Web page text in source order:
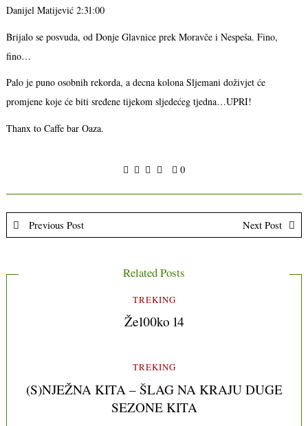
Danijel Matijević 2:31:00
Brijalo se posvuda, od Donje Glavnice prek Moravče i Nespeša. Fino,
fino…
Palo je puno osobnih rekorda, a decna kolona Sljemani doživjet će
promjene koje će biti sređene tijekom sljedećeg tjedna…UPRI!
Thanx to Caffe bar Oaza.
0
Previous Post Next Post
Related Posts
TREKING
Že100ko 14
TREKING
(S)NJEŽNA KITA – ŠLAG NA KRAJU DUGE
SEZONE KITA